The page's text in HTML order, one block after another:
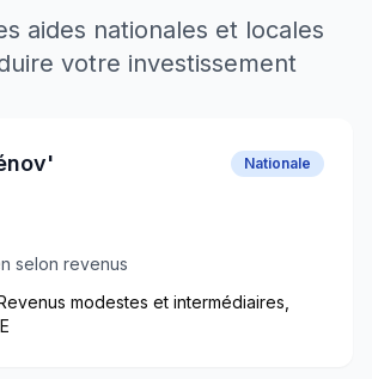
aides nationales et locales
votre investissement
Nationale
selon revenus
modestes et intermédiaires,